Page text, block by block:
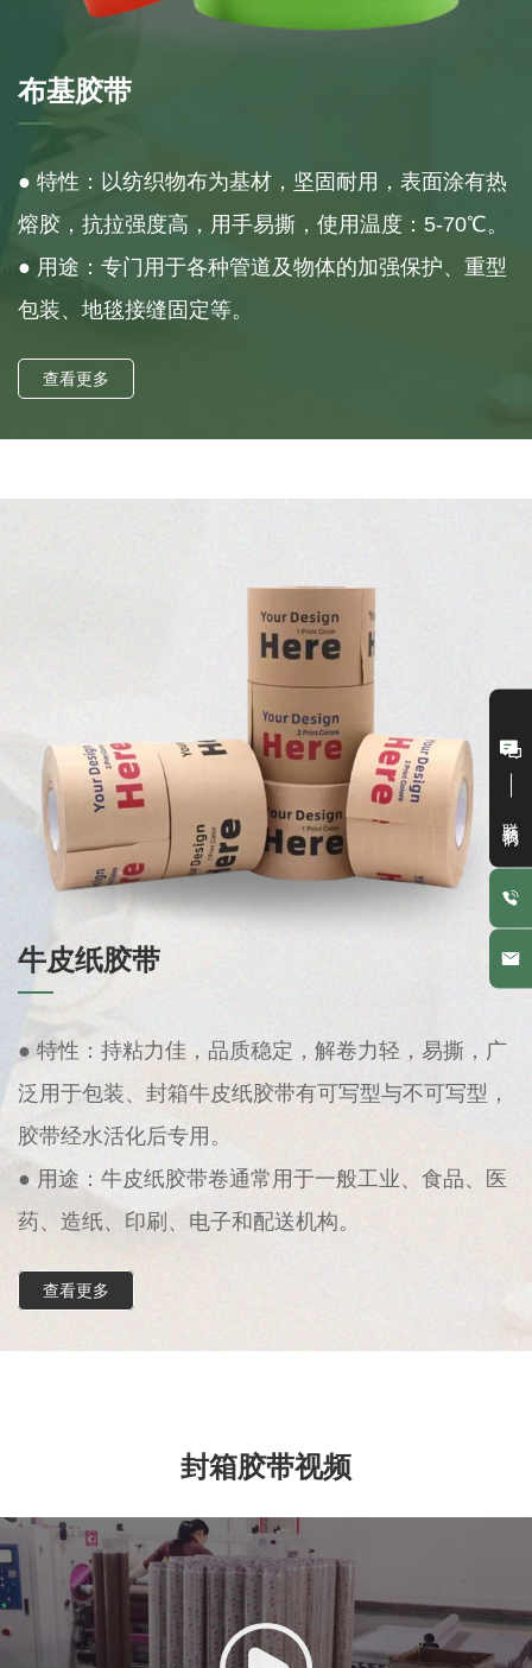
布基胶带
● 特性：以纺织物布为基材，坚固耐用，表面涂有热
熔胶，抗拉强度高，用手易撕，使用温度：5-70℃。
● 用途：专门用于各种管道及物体的加强保护、重型
包装、地毯接缝固定等。
查看更多
牛皮纸胶带
● 特性：持粘力佳，品质稳定，解卷力轻，易撕，广
泛用于包装、封箱牛皮纸胶带有可写型与不可写型，
胶带经水活化后专用。
● 用途：牛皮纸胶带卷通常用于一般工业、食品、医
药、造纸、印刷、电子和配送机构。
查看更多
封箱胶带视频